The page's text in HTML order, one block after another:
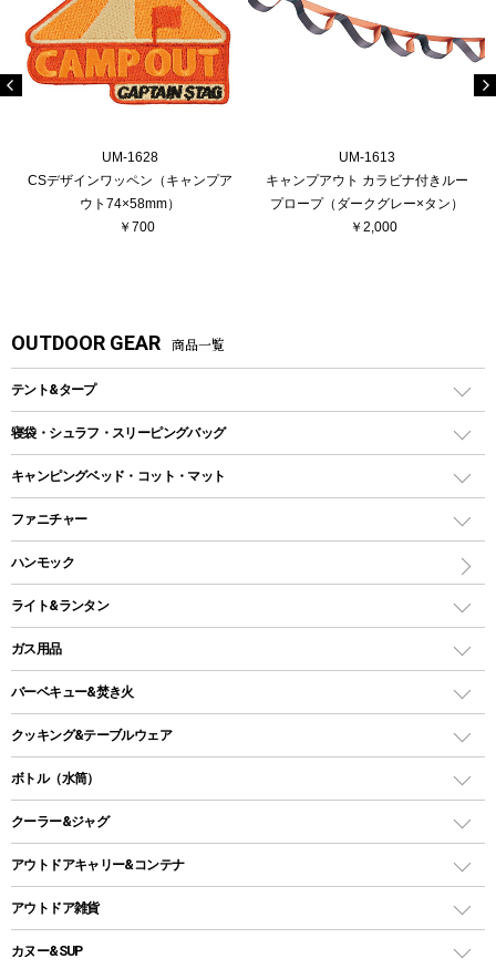
UM-1628
CSデザインワッペン（キャンプア
ウト74×58mm）
￥700
UM-1613
キャンプアウト カラビナ付きルー
プロープ（ダークグレー×タン）
￥2,000
OUTDOOR GEAR 商品一覧
テント&タープ
テント
ツールームテント
ワンポールテント
シェルターテント
ロッジ型・オリジナルテント
タープ
スクエアタープ（レクタタープ）
メッシュタープ
自立式タープ
パラソル
テントアクセサリー
ペグ
寝袋・シュラフ・スリーピングバッグ
レクタングラー型（封筒型）シュラフ
インナーシュラフ
キャンピングベッド・コット・マット
キャンピングベッド・コット
インフレータブルマット
ファニチャー
アウトドアテーブル
レジャーシート
ハンモック
ライト&ランタン
LEDランタン
ガスランタン
オイルランタン
LEDライト
ヘッドライト
キャンドル
ガス用品
ガスバーナー
ガス缶
ガストーチ、ライター
バーベキュー&焚き火
バーベキューコンロ、グリル
焚き火台タイプ（ロースタイル）グリル
卓上タイプグリル
パーティータイプグリル
鉄板、アミ
クッキング&テーブルウェア
ダッチオーブン
ホットサンドメーカー
クッカーセット
シェラカップ
ボトル（水筒）
ステンレスボトル
コップ付きタイプ
ワンタッチタイプ
プラスチックボトル
クーラー&ジャグ
クーラーボックス
クーラーバッグ
ウォータージャグ
アウトドアキャリー&コンテナ
アウトドアキャリー
アウトドア雑貨
バックパック&バッグ
カヌー&SUP